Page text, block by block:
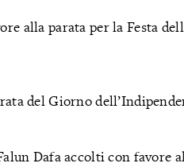
alla parata per la Festa
del Giorno
Dafa accolti con favore